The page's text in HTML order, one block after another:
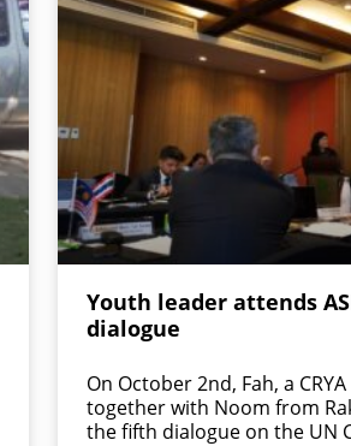
Youth leader attends
dialogue
On October 2nd, Fah, a
together with Noom from
the fifth dialogue on the UN